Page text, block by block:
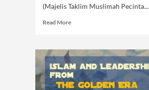
(Majelis Taklim Muslimah Pecinta...
Read MoreRead
Hikmah
Isra’
Mi’raj:
Rasulullah
saw.